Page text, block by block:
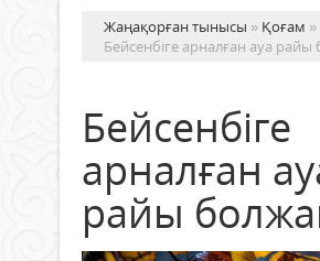
Жаңақорған тынысы » Қоғам »
Бейсенбіге арналған ауа
Бейсенбіге
арналған
райы